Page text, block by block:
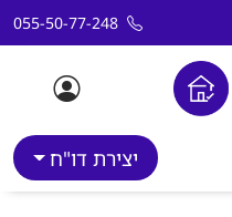
055-50-77-248
יצירת דו"ח